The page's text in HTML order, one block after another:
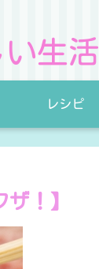
生活
レシピ
！】